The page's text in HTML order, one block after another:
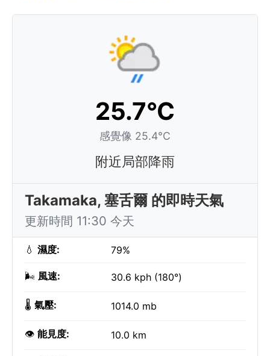
25.7°C
感覺像 25.4°C
附近局部降雨
Takamaka, 塞舌爾 的即時天氣
更新時間 11:30 今天
💧 濕度: 79%
🌬️ 風速: 30.6 kph (180°)
🌡️ 氣壓: 1014.0 mb
👁️ 能見度: 10.0 km